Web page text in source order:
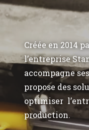
Créée en 2014
l’entreprise
accompagne
propose des
optimiser
production.